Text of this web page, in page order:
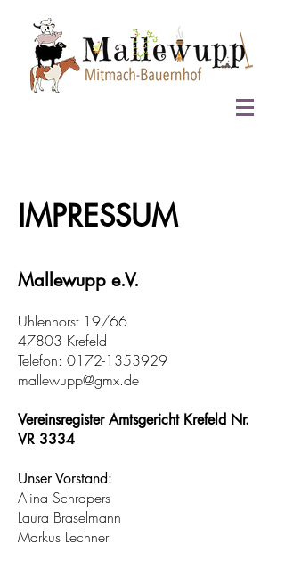
IMPRESSUM
Mallewupp e.V.
Uhlenhorst 19/66
47803 Krefeld
Telefon: 0172-1353929
mallewupp@gmx.de
Vereinsregister Amtsgericht Krefeld Nr.
VR 3334
Unser Vorstand:
Alina Schrapers
Laura Braselmann
Markus Lechner